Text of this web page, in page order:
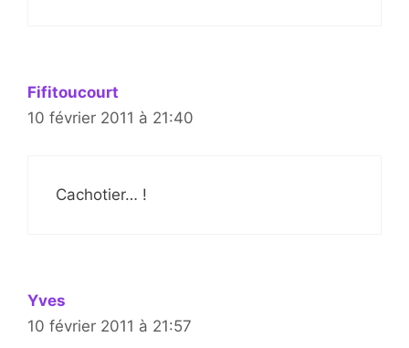
Fifitoucourt
10 février 2011 à 21:40
Cachotier… !
Yves
10 février 2011 à 21:57